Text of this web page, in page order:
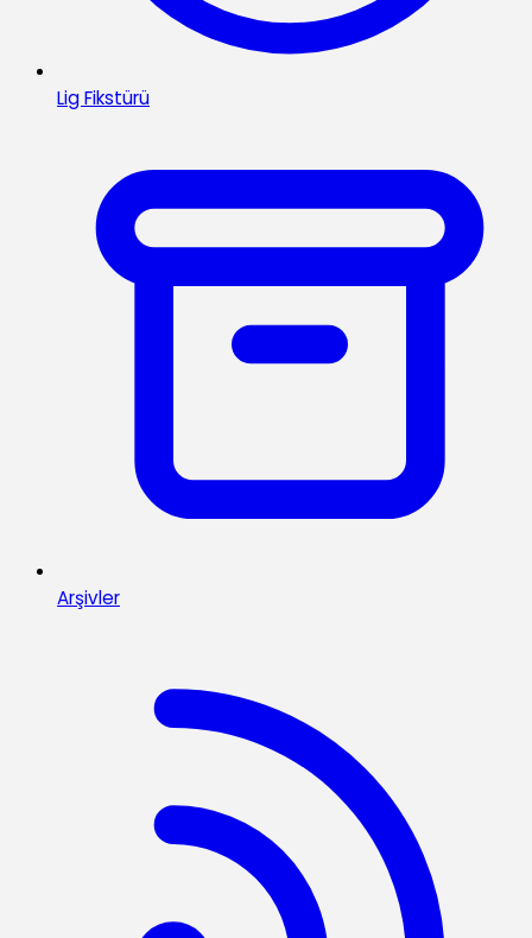
Lig Fikstürü
Arşivler